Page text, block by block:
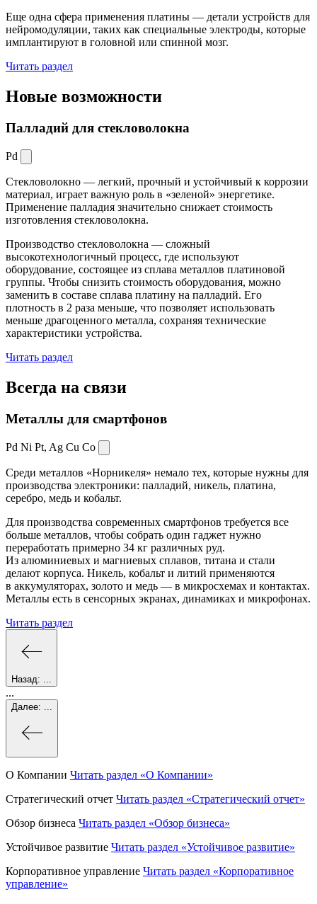
Еще одна сфера применения платины — детали устройств для
нейромодуляции, таких как специальные электроды, которые
имплантируют в головной или спинной мозг.
Читать раздел
Новые возможности
Палладий для стекловолокна
Pd
Стекловолокно — легкий, прочный и устойчивый к коррозии
материал, играет важную роль в «зеленой» энергетике.
Применение палладия значительно снижает стоимость
изготовления стекловолокна.
Производство стекловолокна — сложный
высокотехнологичный процесс, где используют
оборудование, состоящее из сплава металлов платиновой
группы. Чтобы снизить стоимость оборудования, можно
заменить в составе сплава платину на палладий. Его
плотность в 2 раза меньше, что позволяет использовать
меньше драгоценного металла, сохраняя технические
характеристики устройства.
Читать раздел
Всегда на связи
Металлы для смартфонов
Pd Ni Pt, Ag Cu Co
Среди металлов «Норникеля» немало тех, которые нужны для
производства электроники: палладий, никель, платина,
серебро, медь и кобальт.
Для производства современных смартфонов требуется все
больше металлов, чтобы собрать один гаджет нужно
переработать примерно 34 кг различных руд.
Из алюминиевых и магниевых сплавов, титана и стали
делают корпуса. Никель, кобальт и литий применяются
в аккумуляторах, золото и медь — в микросхемах и контактах.
Металлы есть в сенсорных экранах, динамиках и микрофонах.
Читать раздел
Назад:
...
Далее:
О Компании Читать раздел «О Компании»
Стратегический отчет Читать раздел «Стратегический отчет»
Обзор бизнеса Читать раздел «Обзор бизнеса»
Устойчивое развитие Читать раздел «Устойчивое развитие»
Корпоративное управление Читать раздел «Корпоративное
управление»